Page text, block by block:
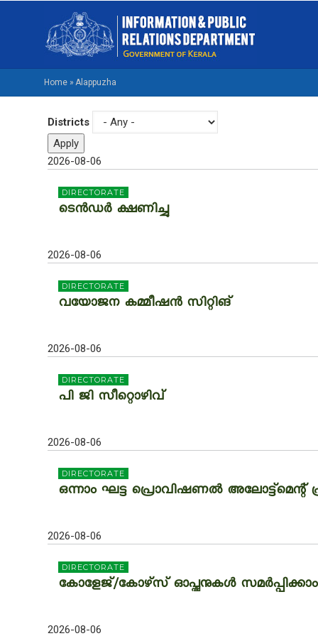
BREADCRUMB
Home » Alappuzha
Districts
2026-08-06
DIRECTORATE
ടെൻഡർ ക്ഷണിച്ചു
2026-08-06
DIRECTORATE
വയോജന കമ്മീഷൻ സിറ്റിങ്
2026-08-06
DIRECTORATE
പി ജി സീറ്റൊഴിവ്
2026-08-06
DIRECTORATE
ഒന്നാം ഘട്ട പ്രൊവിഷണൽ അലോട്ട്‌മെന്റ്
2026-08-06
DIRECTORATE
കോളേജ്/കോഴ്‌സ് ഓപ്ഷനുകൾ സമർപ്പിക്കാം
2026-08-06